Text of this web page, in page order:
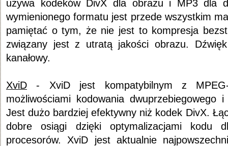
używa kodeków DivX dla obrazu i MP3 dla
wymienionego formatu jest przede wszystkim
pamiętać o tym, że nie jest to kompresja
związany jest z utratą jakości obrazu.
kanałowy.
XviD - XviD jest kompatybilnym z
możliwościami kodowania dwuprzebiegowego
Jest dużo bardziej efektywny niż kodek DivX.
dobre osiągi dzięki optymalizacjami kodu
procesorów. XviD jest aktualnie